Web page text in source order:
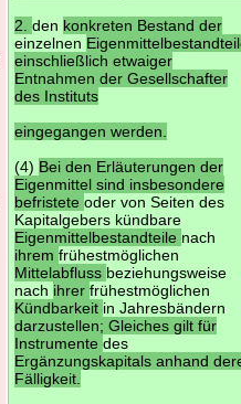
2.den konkreten Bestand der
einzelnen
einschließlich etwaiger
Entnahmen der Gesellschafter
des Instituts
eingegangen werden.
(4) Bei den Erläuterungen der
Eigenmittel sind insbesondere
befristeteoder von Seiten des
Kapitalgebers kündbare
Eigenmittelbestandteile nach
ihremfrühestmöglichen
Mittelabfluss beziehungsweise
nach ihrerfrühestmöglichen
Kündbarkeit in Jahresbändern
darzustellen; Gleiches gilt für
Instrumentedes
Ergänzungskapitals anhand
Fälligkeit.